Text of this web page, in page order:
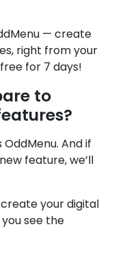
— create
right from your
for 7 days!
to
And if
feature, we’ll
your digital
see the